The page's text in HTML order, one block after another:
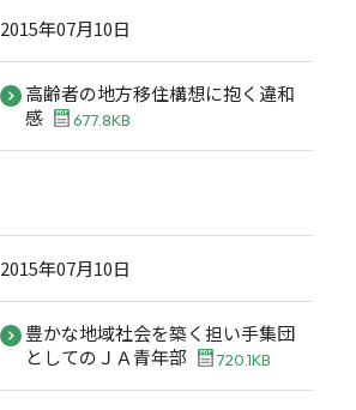
2015年07月10日
高齢者の地方移住構想に抱く違和
感
677.8KB
2015年07月10日
豊かな地域社会を築く担い手集団
としてのＪＡ青年部
720.1KB